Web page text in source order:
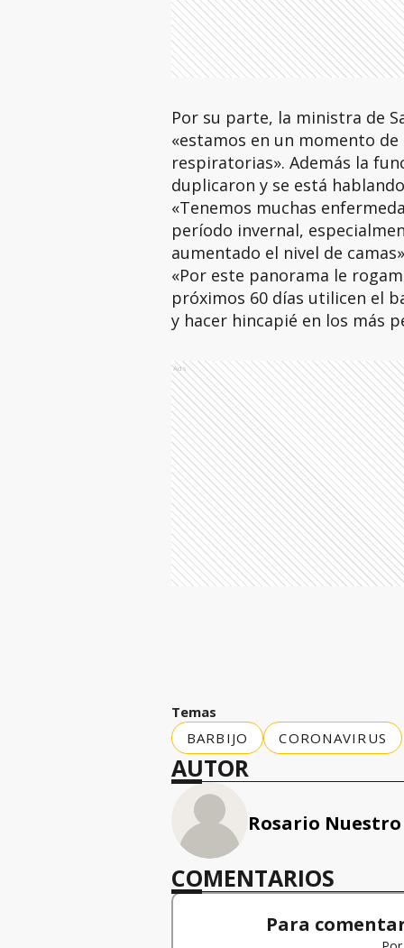
Por su parte, la ministra de
«estamos en un momento
respiratorias». Además la
duplicaron y se está
«Tenemos muchas
período invernal,
aumentado el nivel de
«Por este panorama le
próximos 60 días utilicen el
y hacer hincapié en los más
Ads
Temas
BARBIJO
CORONAVIRUS
AUTOR
Rosario Nuestro
COMENTARIOS
Para